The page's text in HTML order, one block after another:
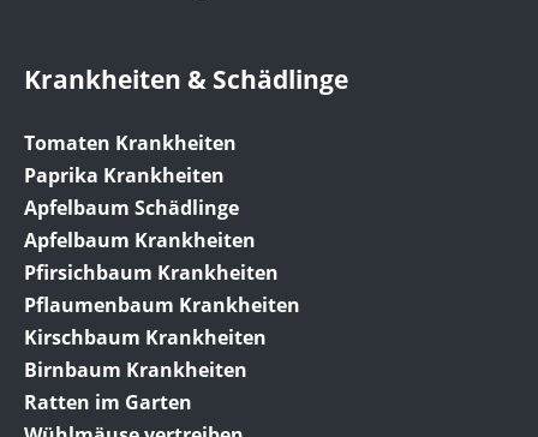
Krankheiten & Schädlinge
Tomaten Krankheiten
Paprika Krankheiten
Apfelbaum Schädlinge
Apfelbaum Krankheiten
Pfirsichbaum Krankheiten
Pflaumenbaum Krankheiten
Kirschbaum Krankheiten
Birnbaum Krankheiten
Ratten im Garten